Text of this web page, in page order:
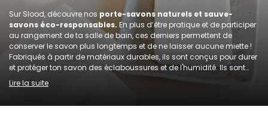
Sur Slood, découvre nos porte-savons naturels et sauve-
savons éco-responsables. En plus d’être pratique et de participer
au rangement de ta salle de bain, ces derniers permettent de
conserver le savon plus longtemps et de ne laisser aucune miette !
Fabriqués à partir de matériaux durables, ils sont conçus pour durer
et protéger ton savon des éclaboussures et de l'humidité. Ils sont
faciles à nettoyer et peuvent être utilisés avec tout type de
solide.
Lire la suite